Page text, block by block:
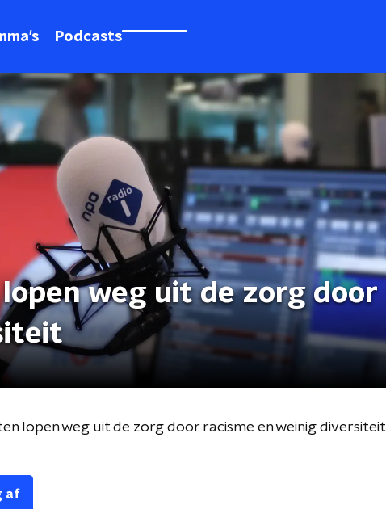
Podcasts
weg uit de zorg door
lopen weg uit de zorg door racisme en weinig diversiteit
af